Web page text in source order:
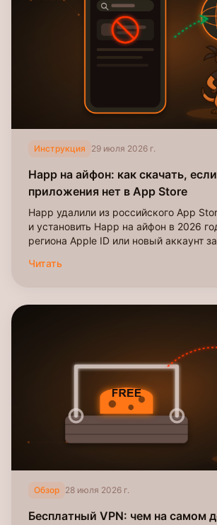
Инструкция 29 июля 2026 г.
Happ на айфон: как скачать, если
приложения нет в App Store
Happ удалили из российского App
и установить Happ на айфон в 2026
региона Apple ID или новый аккаунт
Читать
Обзор 28 июля 2026 г.
Бесплатный VPN: чем на самом